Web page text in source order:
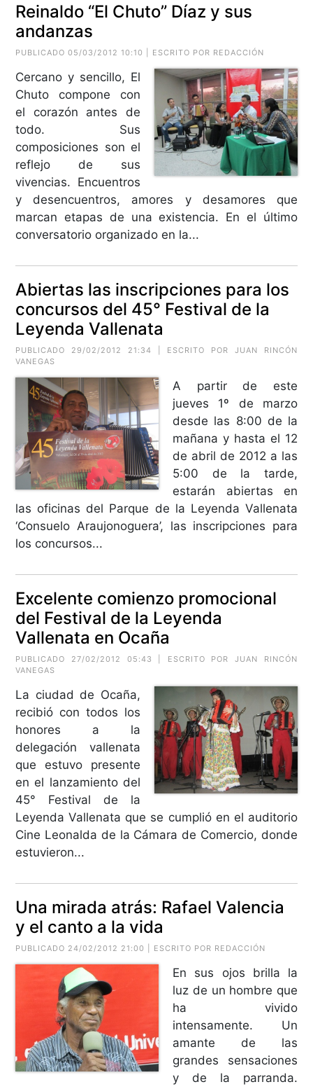
Reinaldo “El Chuto” Díaz y sus
andanzas
PUBLICADO 05/03/2012 10:10 | ESCRITO POR REDACCIÓN
Cercano y sencillo, El
Chuto compone con
el corazón antes de
todo. Sus
composiciones son el
reflejo de sus
vivencias. Encuentros
y desencuentros, amores y desamores que
marcan etapas de una existencia. En el último
conversatorio organizado en la...
Abiertas las inscripciones para los
concursos del 45° Festival de la
Leyenda Vallenata
PUBLICADO 29/02/2012 21:34 | ESCRITO POR JUAN RINCÓN
VANEGAS
A partir de este
jueves 1º de marzo
desde las 8:00 de la
mañana y hasta el 12
de abril de 2012 a las
5:00 de la tarde,
estarán abiertas en
las oficinas del Parque de la Leyenda Vallenata
‘Consuelo Araujonoguera’, las inscripciones para
los concursos...
Excelente comienzo promocional
del Festival de la Leyenda
Vallenata en Ocaña
PUBLICADO 27/02/2012 05:43 | ESCRITO POR JUAN RINCÓN
VANEGAS
La ciudad de Ocaña,
recibió con todos los
honores a la
delegación vallenata
que estuvo presente
en el lanzamiento del
45° Festival de la
Leyenda Vallenata que se cumplió en el auditorio
Cine Leonalda de la Cámara de Comercio, donde
estuvieron...
Una mirada atrás: Rafael Valencia
y el canto a la vida
PUBLICADO 24/02/2012 21:00 | ESCRITO POR REDACCIÓN
En sus ojos brilla la
luz de un hombre que
ha vivido
intensamente. Un
amante de las
grandes sensaciones
y de la parranda.